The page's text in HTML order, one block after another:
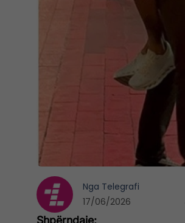
Nga Telegrafi
17/06/2026